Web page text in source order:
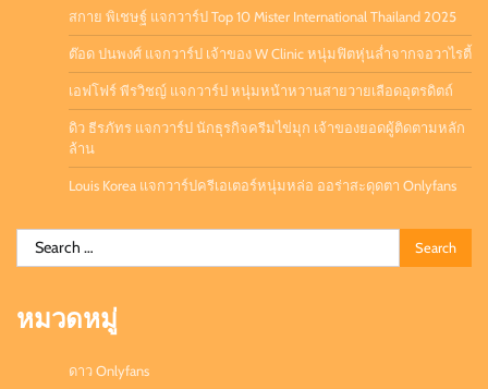
สกาย พิเชษฐ์ แจกวาร์ป Top 10 Mister International Thailand 2025
ต๊อด ปนพงศ์ แจกวาร์ป เจ้าของ W Clinic หนุ่มฟิตหุ่นล่ำจากจอวาไรตี้
เอฟโฟร์ พีรวิชญ์ แจกวาร์ป หนุ่มหน้าหวานสายวายเลือดอุตรดิตถ์
ดิว ธีรภัทร แจกวาร์ป นักธุรกิจครีมไข่มุก เจ้าของยอดผู้ติดตามหลัก
ล้าน
Louis Korea แจกวาร์ปครีเอเตอร์หนุ่มหล่อ ออร่าสะดุดตา Onlyfans
Search
for:
หมวดหมู่
ดาว Onlyfans